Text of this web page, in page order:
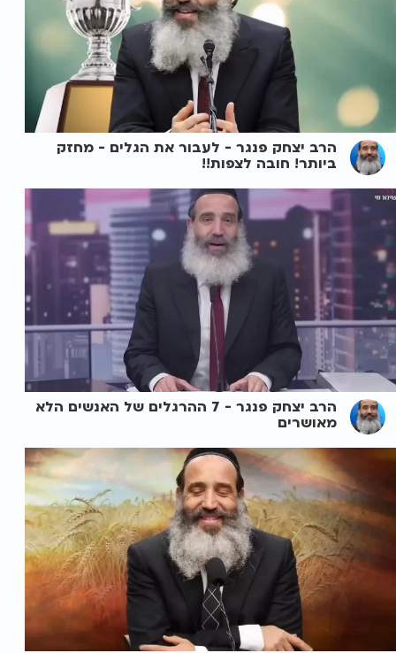
הרב יצחק פנגר - לעבור את הגלים - מחזק
ביותר! חובה לצפות!!
הרב יצחק פנגר - 7 ההרגלים של האנשים הלא
מאושרים